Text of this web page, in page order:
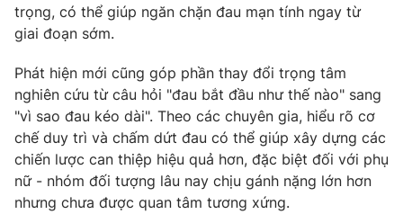
trọng, có thể giúp ngăn chặn đau mạn tính ngay từ
giai đoạn sớm.
Phát hiện mới cũng góp phần thay đổi trọng tâm
nghiên cứu từ câu hỏi "đau bắt đầu như thế nào" sang
"vì sao đau kéo dài". Theo các chuyên gia, hiểu rõ cơ
chế duy trì và chấm dứt đau có thể giúp xây dựng các
chiến lược can thiệp hiệu quả hơn, đặc biệt đối với phụ
nữ - nhóm đối tượng lâu nay chịu gánh nặng lớn hơn
nhưng chưa được quan tâm tương xứng.